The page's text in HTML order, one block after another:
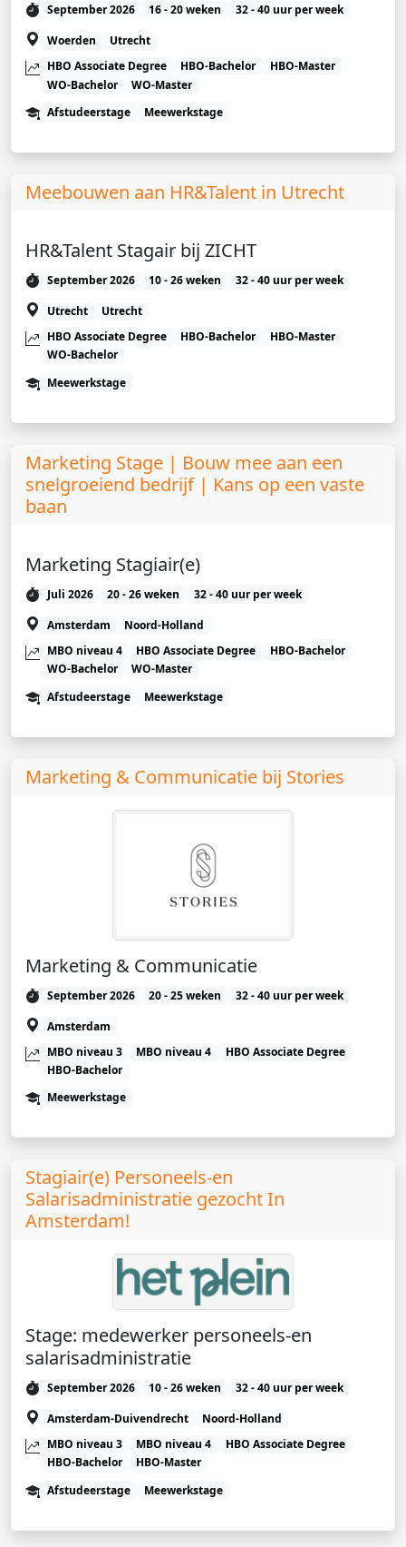
September 2026 16 - 20 weken
32 - 40 uur per week
Woerden
Utrecht
HBO Associate Degree
HBO-Bachelor
HBO-Master
WO-Bachelor
WO-Master
Afstudeerstage
Meewerkstage
Meebouwen aan HR&Talent in Utrecht
HR&Talent Stagair bij ZICHT
September 2026 10 - 26 weken
32 - 40 uur per week
Utrecht
Utrecht
HBO Associate Degree
HBO-Bachelor
HBO-Master
WO-Bachelor
Meewerkstage
Marketing Stage | Bouw mee aan een
snelgroeiend bedrijf | Kans op een vaste
baan
Marketing Stagiair(e)
Juli 2026 20 - 26 weken
32 - 40 uur per week
Amsterdam
Noord-Holland
MBO niveau 4
HBO Associate Degree
HBO-Bachelor
WO-Bachelor
WO-Master
Afstudeerstage
Meewerkstage
Marketing & Communicatie bij Stories
Marketing & Communicatie
September 2026 20 - 25 weken
32 - 40 uur per week
Amsterdam
MBO niveau 3
MBO niveau 4
HBO Associate Degree
HBO-Bachelor
Meewerkstage
Stagiair(e) Personeels-en
Salarisadministratie gezocht In
Amsterdam!
Stage: medewerker personeels-en
salarisadministratie
September 2026 10 - 26 weken
32 - 40 uur per week
Amsterdam-Duivendrecht
Noord-Holland
MBO niveau 3
MBO niveau 4
HBO Associate Degree
HBO-Bachelor
HBO-Master
Afstudeerstage
Meewerkstage